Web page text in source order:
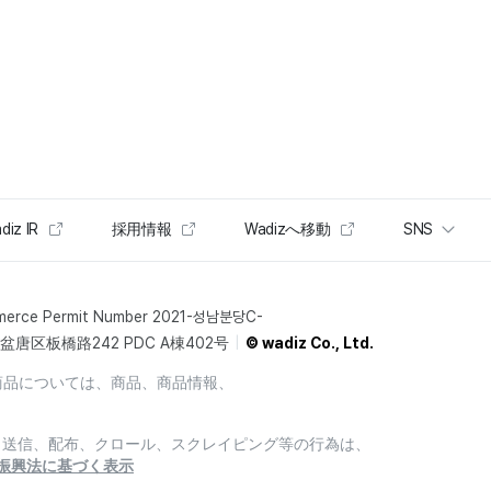
IR 採用情報 Wadizへ移動 SNS
Permit Number 2021-성남분당C-
唐区板橋路242 PDC A棟402号 © wadiz Co., Ltd.
については、商品、商品情報、
信、配布、クロール、スクレイピング等の行為は、
興法に基づく表示